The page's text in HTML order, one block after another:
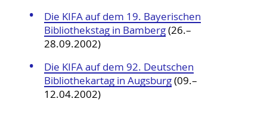
Die KIFA auf dem 19. Bayerischen
Bibliothekstag in Bamberg(26.–
28.09.2002)
Die KIFA auf dem 92. Deutschen
Bibliothekartag in Augsburg(09.–
12.04.2002)